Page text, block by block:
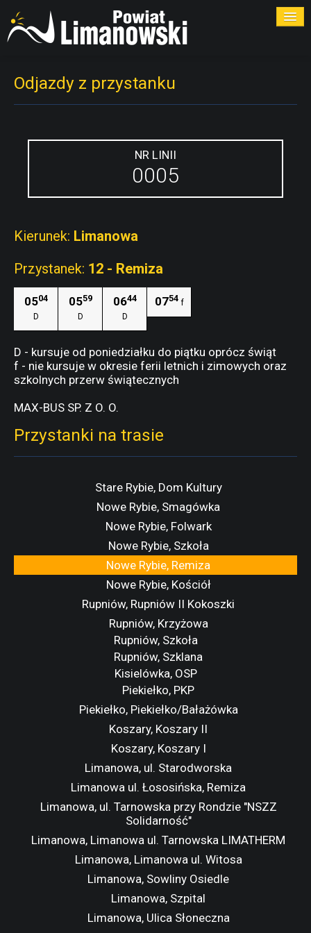
PRZYSTANKI
PRZEWOŹNICY
Odjazdy z przystanku
NR LINII
0005
Kierunek: Limanowa
Przystanek: 12 - Remiza
0504
D
0559
D
0644
D
0754 f
D - kursuje od poniedziałku do piątku oprócz świąt
f - nie kursuje w okresie ferii letnich i zimowych oraz
szkolnych przerw świątecznych
MAX-BUS SP. Z O. O.
Przystanki na trasie
Stare Rybie, Dom Kultury
Nowe Rybie, Smagówka
Nowe Rybie, Folwark
Nowe Rybie, Szkoła
Nowe Rybie, Remiza
Nowe Rybie, Kościół
Rupniów, Rupniów II Kokoszki
Rupniów, Krzyżowa
Rupniów, Szkoła
Rupniów, Szklana
Kisielówka, OSP
Piekiełko, PKP
Piekiełko, Piekiełko/Bałażówka
Koszary, Koszary II
Koszary, Koszary I
Limanowa, ul. Starodworska
Limanowa ul. Łososińska, Remiza
Limanowa, ul. Tarnowska przy Rondzie "NSZZ
Solidarność"
Limanowa, Limanowa ul. Tarnowska LIMATHERM
Limanowa, Limanowa ul. Witosa
Limanowa, Sowliny Osiedle
Limanowa, Szpital
Limanowa, Ulica Słoneczna